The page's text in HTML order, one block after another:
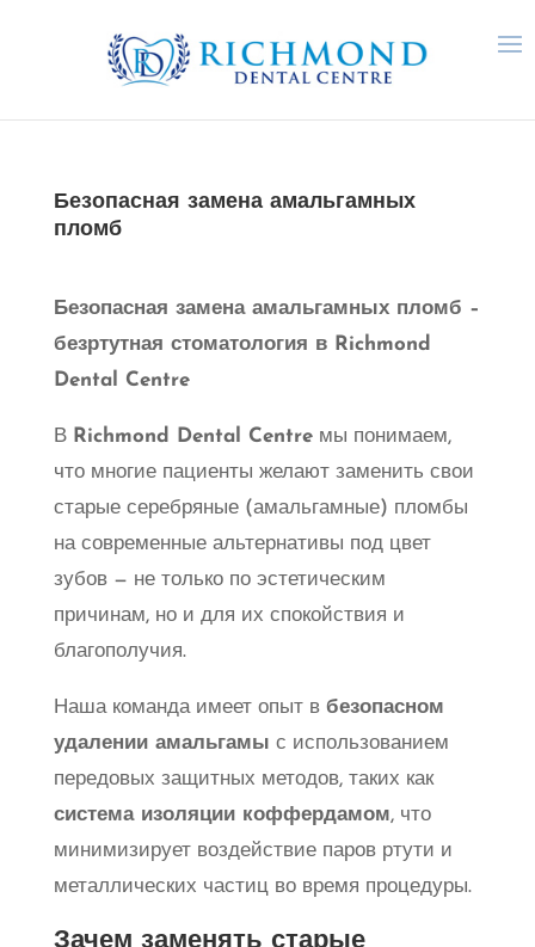
Безопасная замена амальгамных
пломб
Безопасная замена амальгамных пломб –
безртутная стоматология в Richmond
Dental Centre
В Richmond Dental Centreмы понимаем,
что многие пациенты желают заменить свои
старые серебряные (амальгамные) пломбы
на современные альтернативы под цвет
зубов — не только по эстетическим
причинам, но и для их спокойствия и
благополучия.
Наша команда имеет опыт в безопасном
удалении амальгамы с использованием
передовых защитных методов, таких как
система изоляции коффердамом, что
минимизирует воздействие паров ртути и
металлических частиц во время процедуры.